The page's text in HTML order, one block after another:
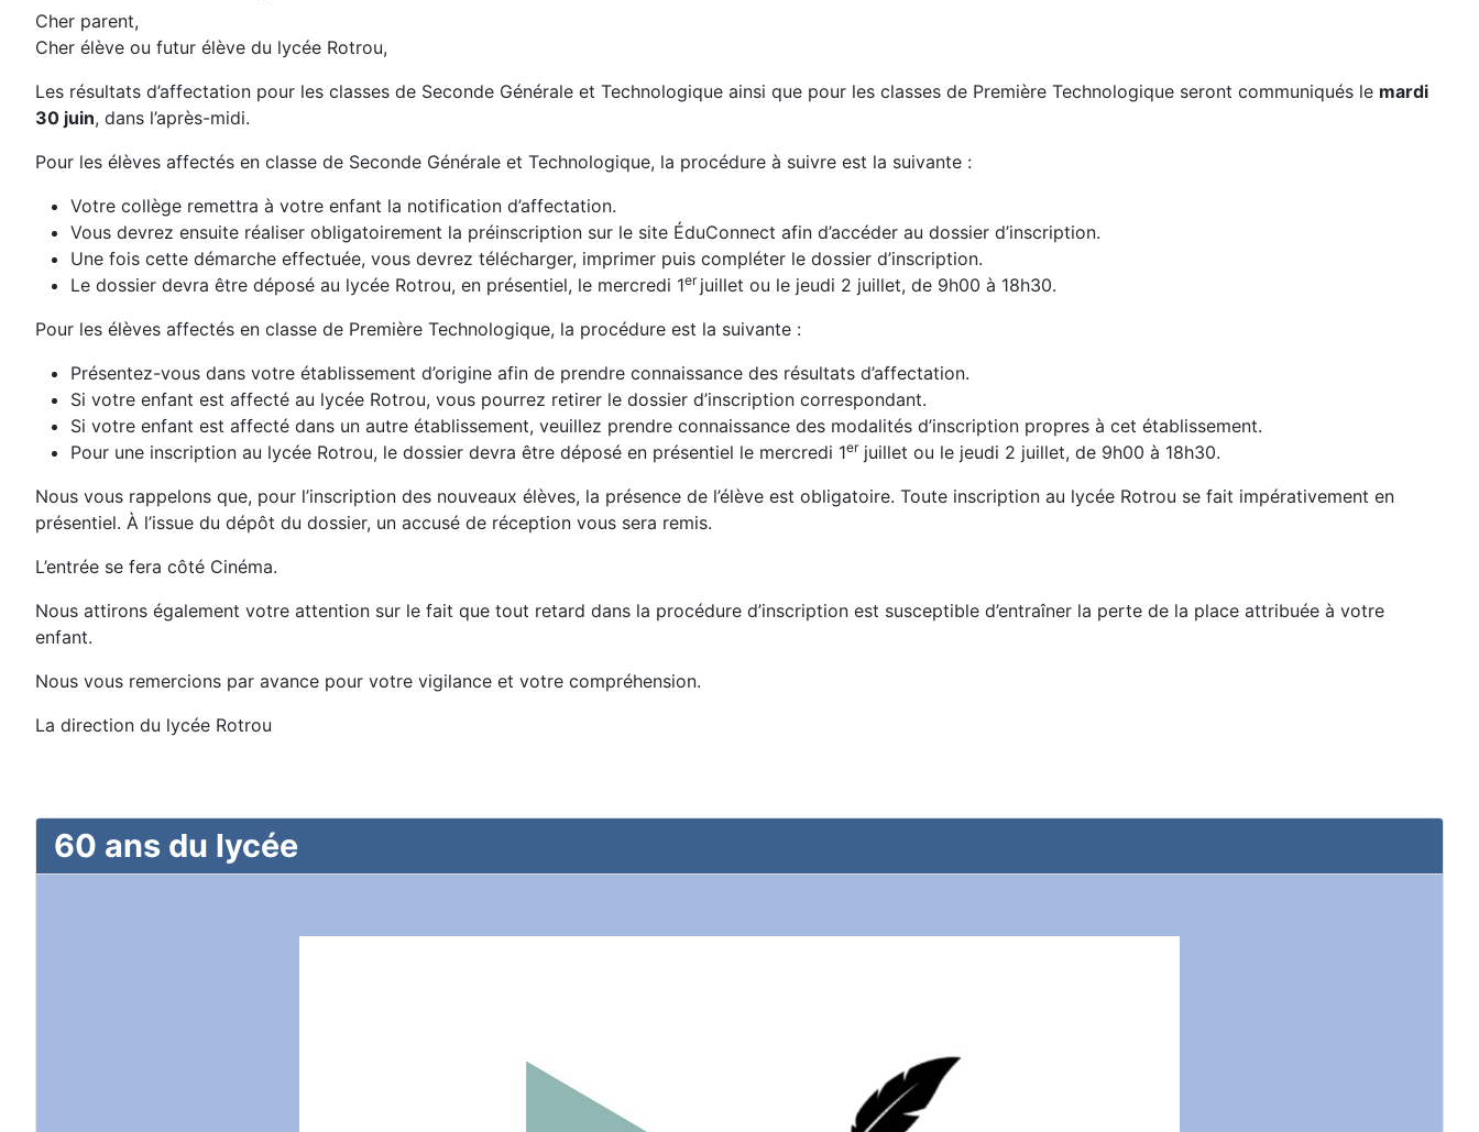
Cher parent,
Cher élève ou futur élève du lycée Rotrou,
Les résultats d’affectation pour les classes de Seconde Générale et Technologique ainsi que pour les classes de Première Technologique seront communiqués le mardi
30 juin, dans l’après-midi.
Pour les élèves affectés en classe de Seconde Générale et Technologique, la procédure à suivre est la suivante :
Votre collège remettra à votre enfant la notification d’affectation.
Vous devrez ensuite réaliser obligatoirement la préinscription sur le site ÉduConnect afin d’accéder au dossier d’inscription.
Une fois cette démarche effectuée, vous devrez télécharger, imprimer puis compléter le dossier d’inscription.
Le dossier devra être déposé au lycée Rotrou, en présentiel, le mercredi 1er juillet ou le jeudi 2 juillet, de 9h00 à 18h30.
Pour les élèves affectés en classe de Première Technologique, la procédure est la suivante :
Présentez-vous dans votre établissement d’origine afin de prendre connaissance des résultats d’affectation.
Si votre enfant est affecté au lycée Rotrou, vous pourrez retirer le dossier d’inscription correspondant.
Si votre enfant est affecté dans un autre établissement, veuillez prendre connaissance des modalités d’inscription propres à cet établissement.
Pour une inscription au lycée Rotrou, le dossier devra être déposé en présentiel le mercredi 1erjuillet ou le jeudi 2 juillet, de 9h00 à 18h30.
Nous vous rappelons que, pour l’inscription des nouveaux élèves, la présence de l’élève est obligatoire. Toute inscription au lycée Rotrou se fait impérativement en
présentiel. À l’issue du dépôt du dossier, un accusé de réception vous sera remis.
L’entrée se fera côté Cinéma.
Nous attirons également votre attention sur le fait que tout retard dans la procédure d’inscription est susceptible d’entraîner la perte de la place attribuée à votre
enfant.
Nous vous remercions par avance pour votre vigilance et votre compréhension.
La direction du lycée Rotrou
60 ans du lycée